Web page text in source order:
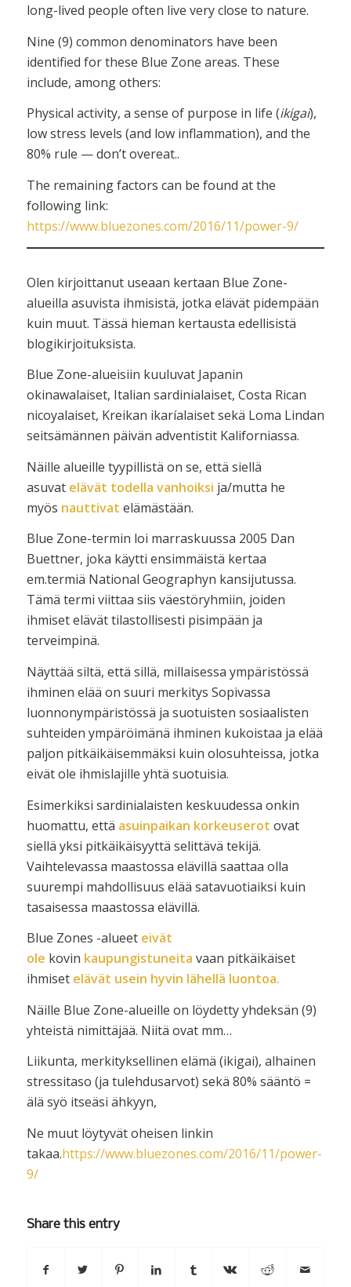
long-lived people often live very close to nature.
Nine (9) common denominators have been
identified for these Blue Zone areas. These
include, among others:
Physical activity, a sense of purpose in life (ikigai),
low stress levels (and low inflammation), and the
80% rule — don’t overeat..
The remaining factors can be found at the
following link:
https://www.bluezones.com/2016/11/power-9/
Olen kirjoittanut useaan kertaan Blue Zone-
alueilla asuvista ihmisistä, jotka elävät pidempään
kuin muut. Tässä hieman kertausta edellisistä
blogikirjoituksista.
Blue Zone-alueisiin kuuluvat Japanin
okinawalaiset, Italian sardinialaiset, Costa Rican
nicoyalaiset, Kreikan ikaríalaiset sekä Loma Lindan
seitsämännen päivän adventistit Kaliforniassa.
Näille alueille tyypillistä on se, että siellä
asuvat elävät todella vanhoiksi ja/mutta he
myös nauttivat elämästään.
Blue Zone-termin loi marraskuussa 2005 Dan
Buettner, joka käytti ensimmäistä kertaa
em.termiä National Geographyn kansijutussa.
Tämä termi viittaa siis väestöryhmiin, joiden
ihmiset elävät tilastollisesti pisimpään ja
terveimpinä.
Näyttää siltä, että sillä, millaisessa ympäristössä
ihminen elää on suuri merkitys Sopivassa
luonnonympäristössä ja suotuisten sosiaalisten
suhteiden ympäröimänä ihminen kukoistaa ja elää
paljon pitkäikäisemmäksi kuin olosuhteissa, jotka
eivät ole ihmislajille yhtä suotuisia.
Esimerkiksi sardinialaisten keskuudessa onkin
huomattu, että asuinpaikan korkeuserot ovat
siellä yksi pitkäikäisyyttä selittävä tekijä.
Vaihtelevassa maastossa elävillä saattaa olla
suurempi mahdollisuus elää satavuotiaiksi kuin
tasaisessa maastossa elävillä.
Blue Zones -alueet eivät
ole kovin kaupungistuneita vaan pitkäikäiset
ihmiset elävät usein hyvin lähellä luontoa.
Näille Blue Zone-alueille on löydetty yhdeksän (9)
yhteistä nimittäjää. Niitä ovat mm…
Liikunta, merkityksellinen elämä (ikigai), alhainen
stressitaso (ja tulehdusarvot) sekä 80% sääntö =
älä syö itseäsi ähkyyn,
Ne muut löytyvät oheisen linkin
takaa.https://www.bluezones.com/2016/11/power-
9/
Share this entry